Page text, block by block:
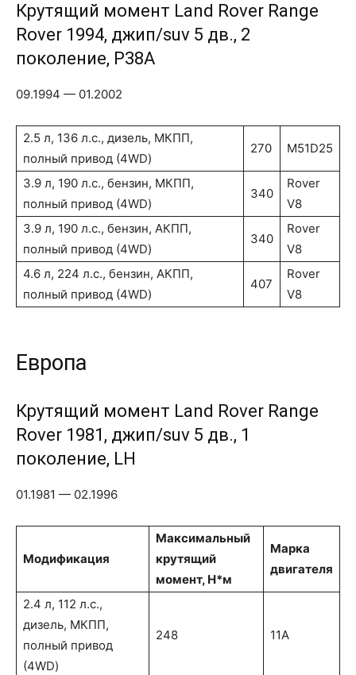
Крутящий момент Land Rover Range
Rover 1994, джип/suv 5 дв., 2
поколение, P38A
09.1994 — 01.2002
2.5 л, 136 л.с., дизель, МКПП,
полный привод (4WD)
270 M51D25
3.9 л, 190 л.с., бензин, МКПП,
полный привод (4WD)
340
Rover
V8
3.9 л, 190 л.с., бензин, АКПП,
полный привод (4WD)
340
Rover
V8
4.6 л, 224 л.с., бензин, АКПП,
полный привод (4WD)
407
Rover
V8
Европа
Крутящий момент Land Rover Range
Rover 1981, джип/suv 5 дв., 1
поколение, LH
01.1981 — 02.1996
Модификация
Максимальный
крутящий
момент, Н*м
Марка
двигателя
2.4 л, 112 л.с.,
дизель, МКПП,
полный привод
(4WD)
248 11A